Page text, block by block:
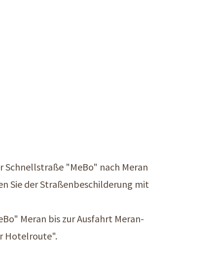
Schnellstraße "MeBo" nach Meran
Sie der Straßenbeschilderung mit
Meran bis zur Ausfahrt Meran-
Hotelroute".